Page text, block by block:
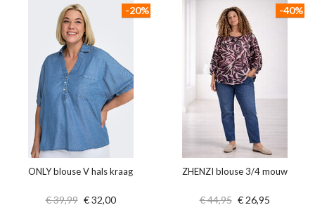
ONLY blouse V hals kraag
€ 39,99 € 32,00
-20%
ZHENZI blouse 3/4 mouw
€ 44,95 € 26,95
-40%